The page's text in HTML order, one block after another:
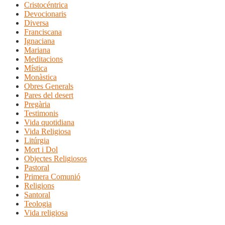
Cristocéntrica
Devocionaris
Diversa
Franciscana
Ignaciana
Mariana
Meditacions
Mística
Monàstica
Obres Generals
Pares del desert
Pregària
Testimonis
Vida quotidiana
Vida Religiosa
Litúrgia
Mort i Dol
Objectes Religiosos
Pastoral
Primera Comunió
Religions
Santoral
Teologia
Vida religiosa